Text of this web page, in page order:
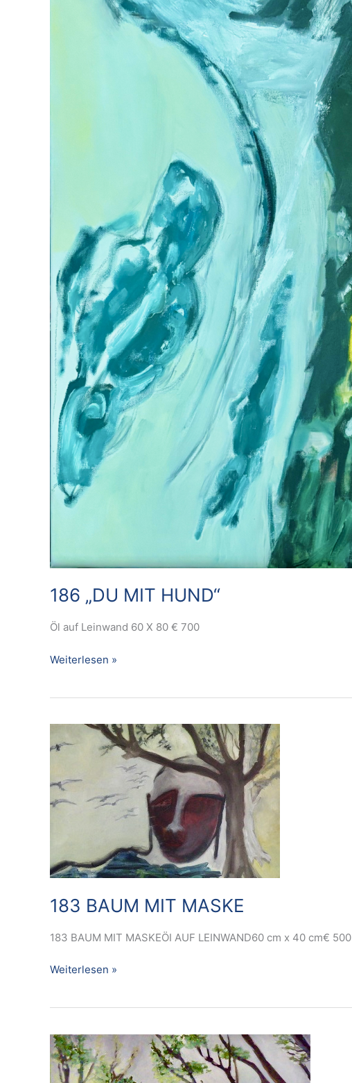
186 „DU MIT HUND“
Öl auf Leinwand 60 X 80 € 700
Weiterlesen »
183 BAUM MIT MASKE
183 BAUM MIT MASKEÖI AUF LEINWAND60 cm x 40 cm€ 500
183
BAUM
MASKE
Weiterlesen »
184
FAST
WEISS